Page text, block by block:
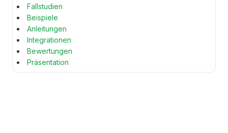
Fallstudien
Beispiele
Anleitungen
Integrationen
Bewertungen
Präsentation